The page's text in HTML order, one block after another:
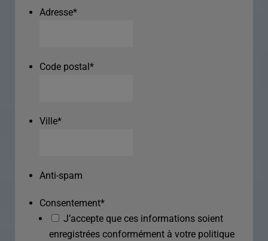
Adresse*
Code postal*
Ville*
Anti-spam
Consentement*
J’accepte que ces informations soient
enregistrées conformément à votre politique